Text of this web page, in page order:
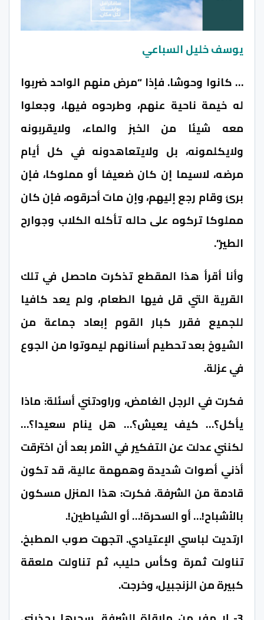
يوسف خليل السباعي
… كانوا وحوشا. فإذا “مرض منهم الواحد ضربوا
له خيمة ناحية عنهم، وطرحوه فيها، وجعلوا
معه شيئا من الخبز والماء، ولايقربونه
ولايكلمونه، بل ولايتعاهدونه في كل أيام
مرضه، لاسيما إن كان ضعيفا أو مملوكا، فإن
برئ وقام رجع إليهم، وإن مات أحرقوه، فإن كان
مملوكا تركوه على حاله تأكله الكلاب وجوارح
الطير”.
وأنا أقرأ هذا المقطع تذكرت ماحصل في تلك
القرية التي قل فيها الطعام، ولم يعد كافيا
للجميع فقرر كبار القوم إبعاد جماعة من
الشيوخ بعد تحطيم أسنانهم ليموتوا من الجوع
في عزلة.
فكرت في الرجل الغامض، وراودتني أسئلة: ماذا
يأكل؟… كيف يعيش؟… هل ينام سعيدا؟…
لكنني عدلت عن التفكير في الأمر بعد أن اخترقت
أذني أصوات شديدة وهمهمة عالية، قد تكون
قادمة من الشرفة. فكرت: هذا المنزل مسكون
بالأشباح!… أو السحرة!… أو الشياطين!.
ارتديت لباسي الإعتيادي. اتجهت صوب المطبخ.
تناولت ثمرة وكأس حليب، ثم تناولت ملعقة
كبيرة من الزنجبيل، وخرجت.